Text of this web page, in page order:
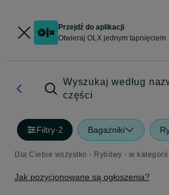
Przejdź do aplikacji
Otwieraj OLX jednym tapnięciem
Wyszukaj według
części
Filtry·2 Bagażniki
Dla Ciebie wszystko - Rybitwy - w
Jak pozycjonowane są ogłoszenia?